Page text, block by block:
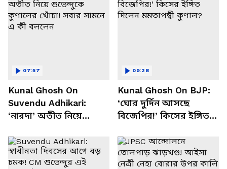
Kunal Ghosh On
Suvendu Adhikari:
‘নারদা’ অতীত নিয়ে
সবার সামনে এ কী বললেন
07:57
Kunal Ghosh On BJP:
‘ঘোর দুর্দিন আসছে
বিজেপির!’ কিসের ইঙ্গিত
09:28